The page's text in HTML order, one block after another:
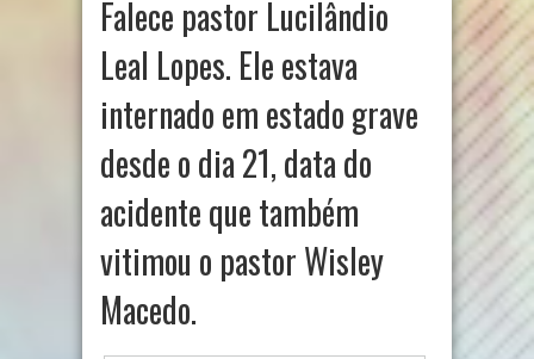
Falece pastor Lucilândio
Leal Lopes. Ele estava
internado em estado grave
desde o dia 21, data do
acidente que também
vitimou o pastor Wisley
Macedo.